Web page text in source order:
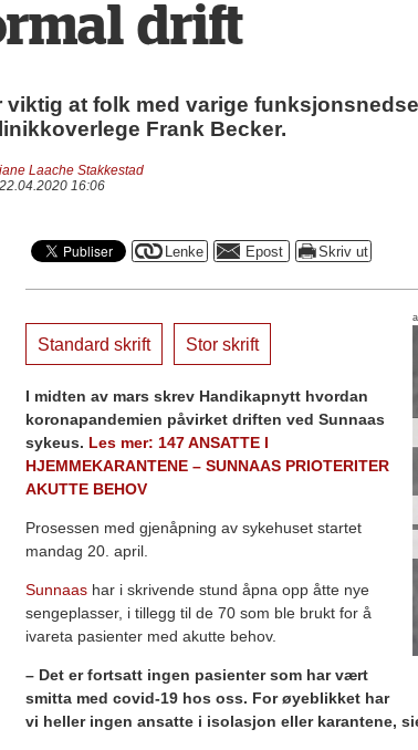
drift
viktig at folk med varige
Frank Becker.
Laache Stakkestad
16:06
Standard skrift Stor skrift
I midten av mars skrev Handikapnytt hvordan
koronapandemien påvirket driften ved Sunnaas
sykeus. Les mer: 147 ANSATTE I
HJEMMEKARANTENE – SUNNAAS PRIOTERITER
AKUTTE BEHOV
Prosessen med gjenåpning av sykehuset startet
mandag 20. april.
Sunnaas har i skrivende stund åpna opp åtte nye
sengeplasser, i tillegg til de 70 som ble brukt for å
ivareta pasienter med akutte behov.
– Det er fortsatt ingen pasienter som har vært
smitta med covid-19 hos oss. For øyeblikket har
vi heller ingen ansatte i isolasjon eller karantene,